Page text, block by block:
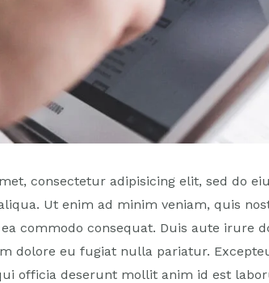
consectetur adipisicing elit, sed do
Ut enim ad minim veniam, quis
commodo consequat. Duis aute irure
dolore eu fugiat nulla pariatur.
officia deserunt mollit anim id est